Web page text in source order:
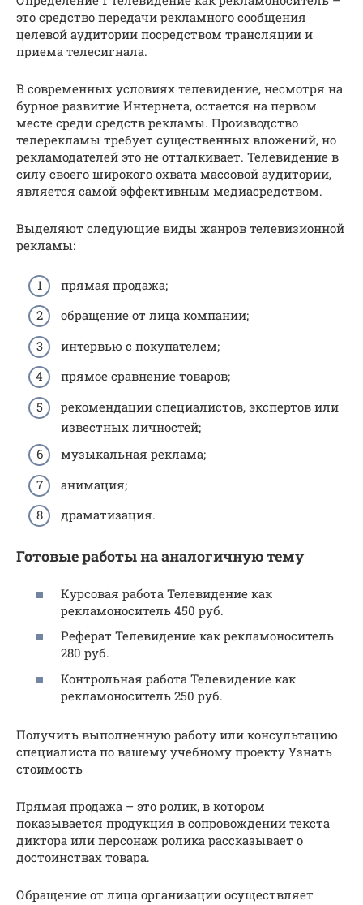
это средство передачи рекламного сообщения
целевой аудитории посредством трансляции и
приема телесигнала.
В современных условиях телевидение, несмотря на
бурное развитие Интернета, остается на первом
месте среди средств рекламы. Производство
телерекламы требует существенных вложений, но
рекламодателей это не отталкивает. Телевидение в
силу своего широкого охвата массовой аудитории,
является самой эффективным медиасредством.
Выделяют следующие виды жанров телевизионной
рекламы:
прямая продажа;
обращение от лица компании;
интервью с покупателем;
прямое сравнение товаров;
рекомендации специалистов, экспертов или
известных личностей;
музыкальная реклама;
анимация;
драматизация.
Готовые работы на аналогичную тему
Курсовая работа Телевидение как
рекламоноситель 450 руб.
Реферат Телевидение как рекламоноситель
280 руб.
Контрольная работа Телевидение как
рекламоноситель 250 руб.
Получить выполненную работу или консультацию
специалиста по вашему учебному проекту Узнать
стоимость
Прямая продажа – это ролик, в котором
показывается продукция в сопровождении текста
диктора или персонаж ролика рассказывает о
достоинствах товара.
Обращение от лица организации осуществляет